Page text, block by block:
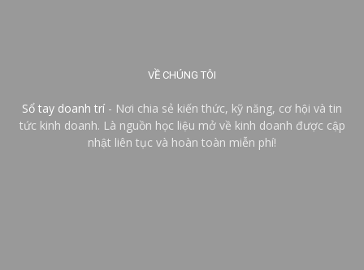
VỀ CHÚNG TÔI
Sổ tay doanh trí - Nơi chia sẻ kiến thức, kỹ năng, cơ hội và tin
tức kinh doanh. Là nguồn học liệu mở về kinh doanh được cập
nhật liên tục và hoàn toàn miễn phí!